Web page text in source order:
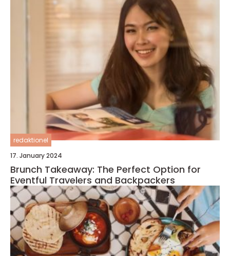
redaktionel
17. January 2024
Brunch Takeaway: The Perfect Option for
Eventful Travelers and Backpackers